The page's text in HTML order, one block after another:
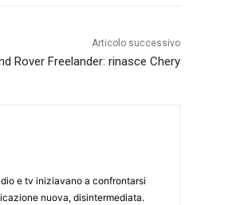
Articolo successivo
Rover Freelander: rinasce Chery
e tv iniziavano a confrontarsi
nuova, disintermediata.